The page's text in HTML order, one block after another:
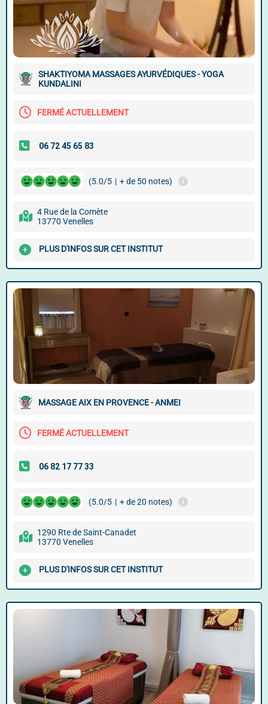
SHAKTIYOMA MASSAGES AYURVÉDIQUES - YOGA
KUNDALINI
FERMÉ ACTUELLEMENT
(5.0/5 | + de 50 notes)
4 Rue de la Comète
13770 Venelles
PLUS D'INFOS SUR CET INSTITUT
MASSAGE AIX EN PROVENCE - ANMEI
FERMÉ ACTUELLEMENT
(5.0/5 | + de 20 notes)
1290 Rte de Saint-Canadet
13770 Venelles
PLUS D'INFOS SUR CET INSTITUT